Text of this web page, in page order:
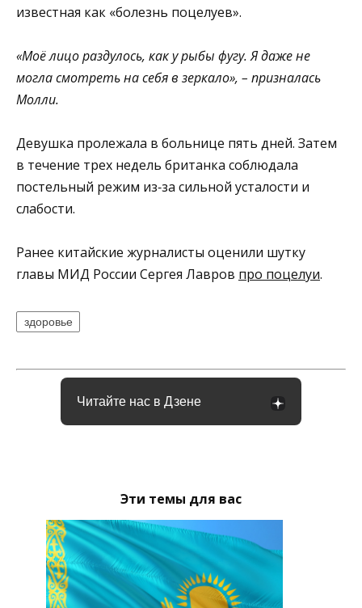
известная как «болезнь поцелуев».
«Моё лицо раздулось, как у рыбы фугу. Я даже не
могла смотреть на себя в зеркало», – призналась
Молли.
Девушка пролежала в больнице пять дней. Затем
в течение трех недель британка соблюдала
постельный режим из‑за сильной усталости и
слабости.
Ранее китайские журналисты оценили шутку
главы МИД России Сергея Лавров про поцелуи.
здоровье
Читайте нас в Дзене
Эти темы для вас